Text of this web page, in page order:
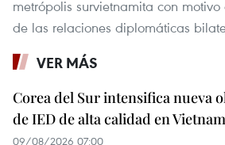
metrópolis survietnamita con
de las relaciones diplomáticas
VER MÁS
Corea del Sur intensifica nueva
de IED de alta calidad en Vietnam
09/08/2026 07:00